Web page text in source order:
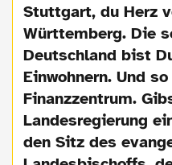
Stuttgart, du Herz
Württemberg. Die
Deutschland bist
Einwohnern. Und
Finanzzentrum.
Landesregierung
den Sitz des